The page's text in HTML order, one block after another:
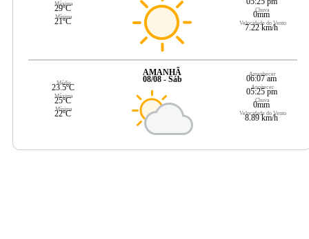
Máxima
29ºC
Mínima
21ºC
Chuva
0mm
Velocidade do Vento
7.22 km/h
Média
23.5ºC
Máxima
25ºC
Mínima
22ºC
AMANHÃ
08/08 - Sáb
Amanhecer
06:07 am
Anoitecer
05:25 pm
Chuva
0mm
Velocidade do Vento
8.89 km/h